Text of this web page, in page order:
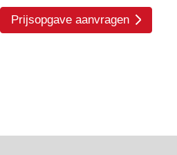
Prijsopgave aanvragen